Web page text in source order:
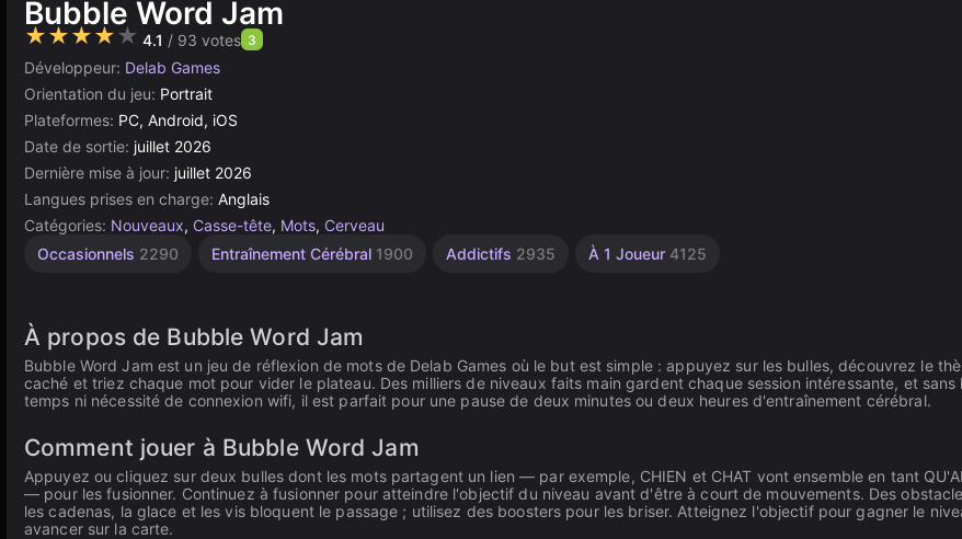
Bubble Word Jam
★★★★★ 4.1 / 93 votes 3
Développeur: Delab Games
Orientation du jeu: Portrait
Plateformes: PC, Android, iOS
Date de sortie: juillet 2026
Dernière mise à jour: juillet 2026
Langues prises en charge: Anglais
Catégories: Nouveaux, Casse-tête, Mots, Cerveau
Occasionnels 2290 Entraînement Cérébral 1900 Addictifs 2935 À 1 Joueur 4125
À propos de Bubble Word Jam
Bubble Word Jam est un jeu de réflexion de mots de Delab Games où le but est simple : appuyez sur les bulles, découvrez le
caché et triez chaque mot pour vider le plateau. Des milliers de niveaux faits main gardent chaque session intéressante, et sans
temps ni nécessité de connexion wifi, il est parfait pour une pause de deux minutes ou deux heures d'entraînement cérébral.
Comment jouer à Bubble Word Jam
Appuyez ou cliquez sur deux bulles dont les mots partagent un lien — par exemple, CHIEN et CHAT vont ensemble en tant
— pour les fusionner. Continuez à fusionner pour atteindre l'objectif du niveau avant d'être à court de mouvements. Des
les cadenas, la glace et les vis bloquent le passage ; utilisez des boosters pour les briser. Atteignez l'objectif pour gagner le
avancer sur la carte.